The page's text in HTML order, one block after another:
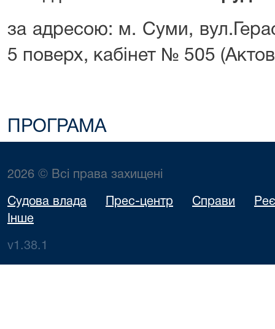
за адресою: м. Суми,
5 поверх, кабінет № 505
ПРОГРАМА
2026 © Всі права захищені
Судова влада Прес-центр Справи
Інше
v1.38.1